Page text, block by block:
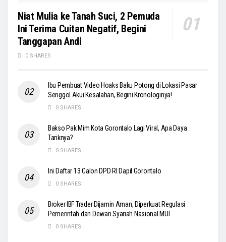
Niat Mulia ke Tanah Suci, 2 Pemuda
Ini Terima Cuitan Negatif, Begini
Tanggapan Andi
0 SHARES
Ibu Pembuat Video Hoaks Baku Potong di Lokasi Pasar
Senggol Akui Kesalahan, Begini Kronologinya!
0 SHARES
Bakso Pak Mim Kota Gorontalo Lagi Viral, Apa Daya
Tariknya?
0 SHARES
Ini Daftar 13 Calon DPD RI Dapil Gorontalo
0 SHARES
Broker IBF Trader Dijamin Aman, Diperkuat Regulasi
Pemerintah dan Dewan Syariah Nasional MUI
0 SHARES